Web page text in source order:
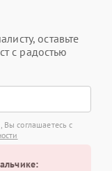
оставьте
с радостью
Вы соглашаетесь с